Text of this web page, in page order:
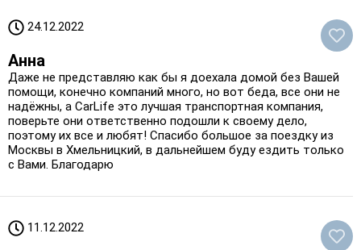
24.12.2022
Анна
Даже не представляю как бы я доехала домой без Вашей
помощи, конечно компаний много, но вот беда, все они не
надёжны, а CarLife это лучшая транспортная компания,
поверьте они ответственно подошли к своему дело,
поэтому их все и любят! Спасибо большое за поездку из
Москвы в Хмельницкий, в дальнейшем буду ездить только
с Вами. Благодарю
11.12.2022